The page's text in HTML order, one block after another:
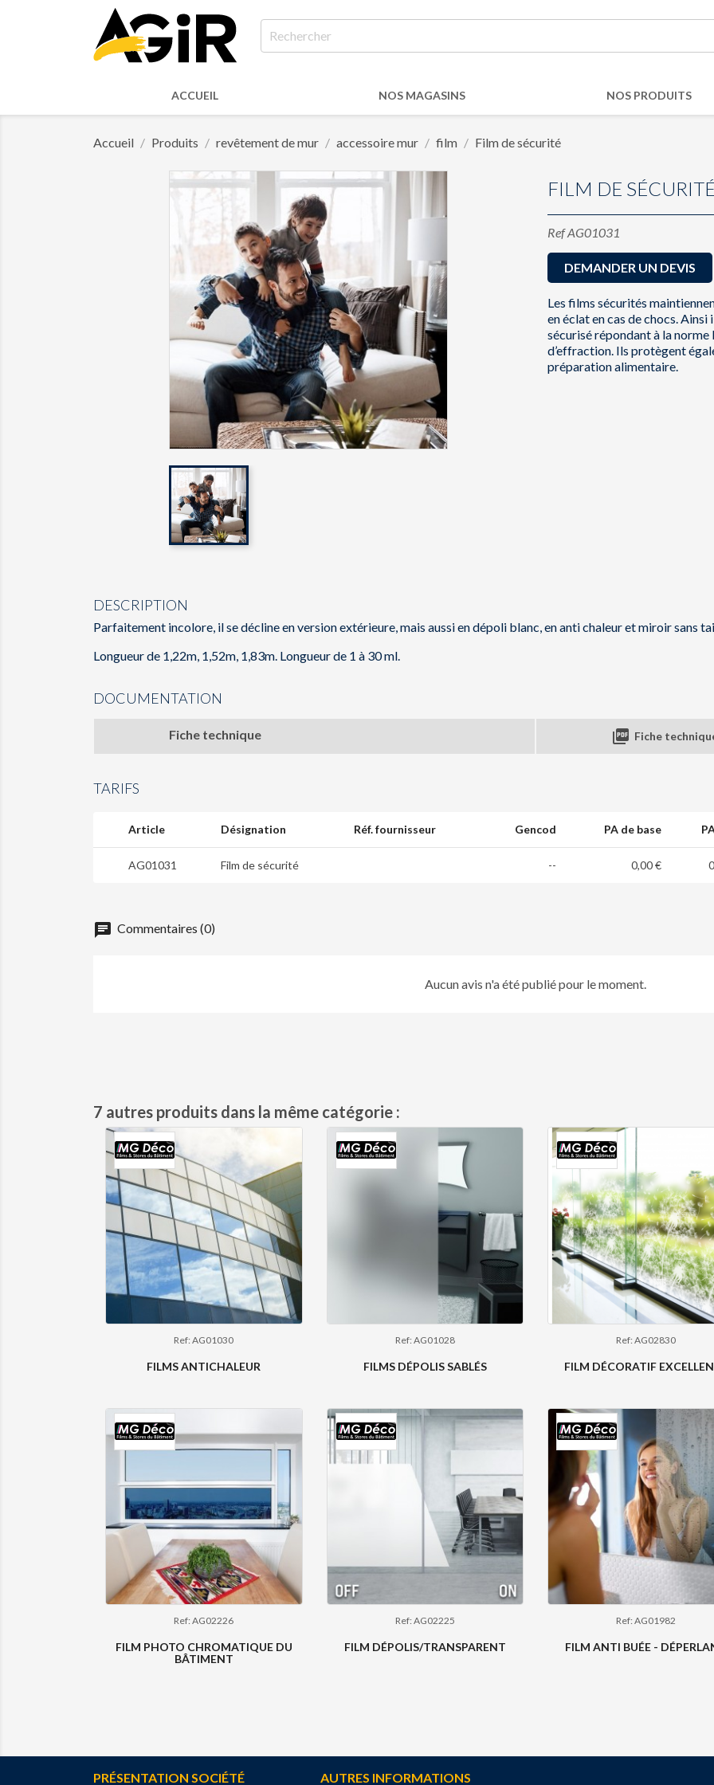
ACCUEIL NOS MAGASINS NOS PRODUITS
Accueil Produits revêtement de mur accessoire mur film Film de sécurité
FILM DE
RefAG01031
DEMANDER UN DEVIS
Les films sécurités
en éclat en cas de chocs.
sécurisé répondant à la
d’effraction. Ils protègent
préparation alimentaire.
DESCRIPTION
Parfaitement incolore, il se décline en version extérieure, mais aussi en dépoli blanc, en anti chaleur et miroir sans
Longueur de 1,22m, 1,52m, 1,83m. Longueur de 1 à 30 ml.
DOCUMENTATION
Fiche technique  Fiche
TARIFS
Article Désignation Réf. fournisseur Gencod PA de base
AG01031 Film de sécurité -- 0,00 €
chat Commentaires (0)
Aucun avis n'a été publié pour le moment.
7 autres produits dans la même catégorie :
Ref: AG01030
FILMS ANTICHALEUR
Ref: AG01028
FILMS DÉPOLIS SABLÉS
Ref: AG02830
FILM DÉCORATIF
Ref: AG02226
FILM PHOTO CHROMATIQUE DU
BÂTIMENT
Ref: AG02225
FILM DÉPOLIS/TRANSPARENT
Ref: AG01982
FILM ANTI BUÉE -
PRÉSENTATION SOCIÉTÉ AUTRES INFORMATIONS